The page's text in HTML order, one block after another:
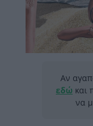
Αν
εδώ και
να